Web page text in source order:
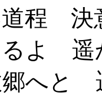
程 決
るよ 遥
へと